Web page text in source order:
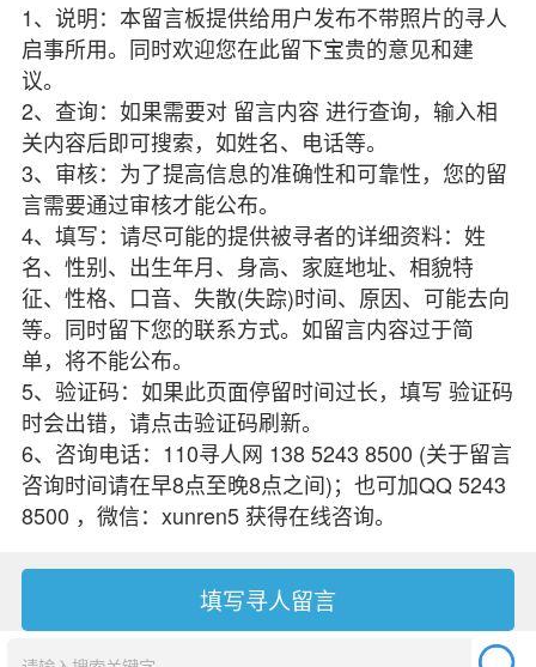
1、说明：本留言板提供给用户发布不带照片的寻人
启事所用。同时欢迎您在此留下宝贵的意见和建
议。
2、查询：如果需要对 留言内容 进行查询，输入相
关内容后即可搜索，如姓名、电话等。
3、审核：为了提高信息的准确性和可靠性，您的留
言需要通过审核才能公布。
4、填写：请尽可能的提供被寻者的详细资料：姓
名、性别、出生年月、身高、家庭地址、相貌特
征、性格、口音、失散(失踪)时间、原因、可能去向
等。同时留下您的联系方式。如留言内容过于简
单，将不能公布。
5、验证码：如果此页面停留时间过长，填写 验证码
时会出错，请点击验证码刷新。
6、咨询电话：110寻人网 138 5243 8500 (关于留言
咨询时间请在早8点至晚8点之间)；也可加QQ 5243
8500 ，微信：xunren5 获得在线咨询。